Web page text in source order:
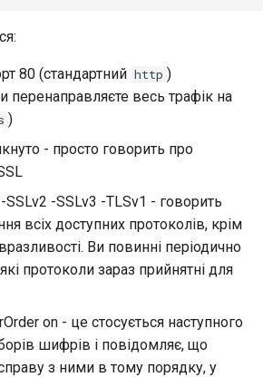
80 (стандартний http )
перенаправляєте весь трафік на
)
- просто говорить про
-SSLv3 -TLSv1 - говорить
всіх доступних протоколів, крім
Ви повинні періодично
протоколи зараз прийнятні для
on - це стосується наступного
шифрів і повідомляє, що
з ними в тому порядку, у